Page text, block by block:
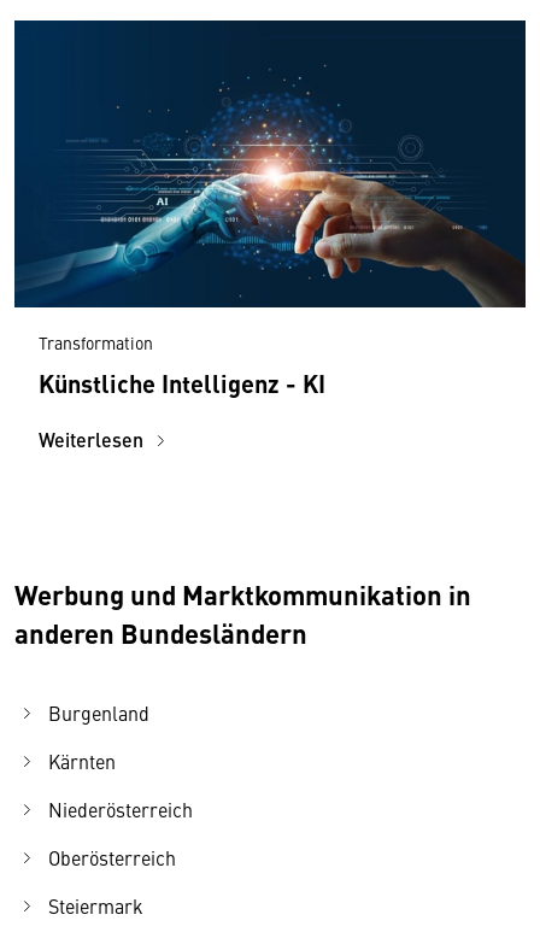
Transformation
Künstliche Intelligenz - KI
Weiterlesen
Werbung und Marktkommunikation in
anderen Bundesländern
Burgenland
Kärnten
Niederösterreich
Oberösterreich
Steiermark